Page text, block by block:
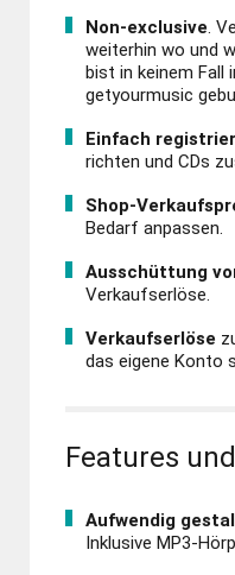
Non-exclusive.
weiter­hin wo und
bist in keinem Fall
getyourmusic
Einfach
richten und CDs
Shop-
Bedarf an­passen.
Ausschüttung
Verkaufs­erlöse.
Verkaufserlöse
das eigene Konto
Features
Aufwendig
Inklusive